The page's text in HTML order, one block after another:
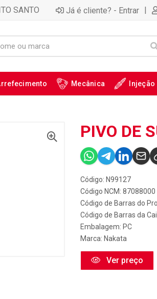
SANTO Já é cliente? - Entrar |
Mecânica Injeção
PIVO DE
Código: N99127
Código NCM: 87088000
Código de Barras do
Código de Barras da
Embalagem: PC
Marca: Nakata
Ver preço